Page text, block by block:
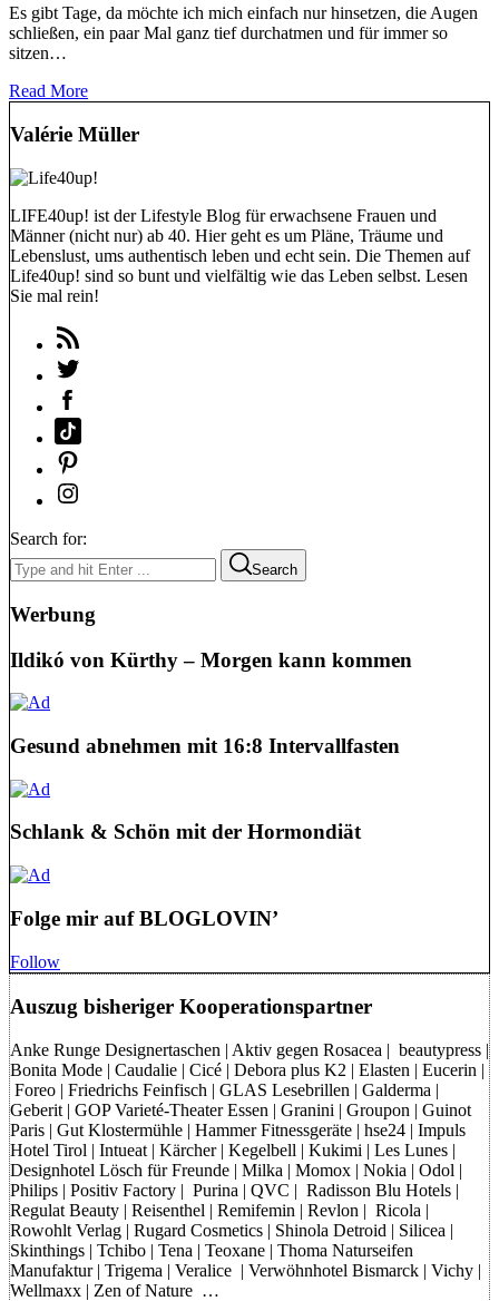
Es gibt Tage, da möchte ich mich einfach nur hinsetzen, die Augen
schließen, ein paar Mal ganz tief durchatmen und für immer so
sitzen…
Read More
Valérie Müller
LIFE40up! ist der Lifestyle Blog für erwachsene Frauen und
Männer (nicht nur) ab 40. Hier geht es um Pläne, Träume und
Lebenslust, ums authentisch leben und echt sein. Die Themen auf
Life40up! sind so bunt und vielfältig wie das Leben selbst. Lesen
Sie mal rein!
Search for:
Search
Werbung
Ildikó von Kürthy – Morgen kann kommen
Gesund abnehmen mit 16:8 Intervallfasten
Schlank & Schön mit der Hormondiät
Folge mir auf BLOGLOVIN’
Follow
Auszug bisheriger Kooperationspartner
Anke Runge Designertaschen | Aktiv gegen Rosacea | beautypress |
Bonita Mode | Caudalie | Cicé | Debora plus K2 | Elasten | Eucerin |
Foreo | Friedrichs Feinfisch | GLAS Lesebrillen | Galderma |
Geberit | GOP Varieté-Theater Essen | Granini | Groupon | Guinot
Paris | Gut Klostermühle | Hammer Fitnessgeräte | hse24 | Impuls
Hotel Tirol | Intueat | Kärcher | Kegelbell | Kukimi | Les Lunes |
Designhotel Lösch für Freunde | Milka | Momox | Nokia | Odol |
Philips | Positiv Factory | Purina | QVC | Radisson Blu Hotels |
Regulat Beauty | Reisenthel | Remifemin | Revlon | Ricola |
Rowohlt Verlag | Rugard Cosmetics | Shinola Detroid | Silicea |
Skinthings | Tchibo | Tena | Teoxane | Thoma Naturseifen
Manufaktur | Trigema | Veralice | Verwöhnhotel Bismarck | Vichy |
Wellmaxx | Zen of Nature …